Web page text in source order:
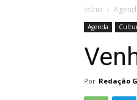
Início
Agenda
Por Redação